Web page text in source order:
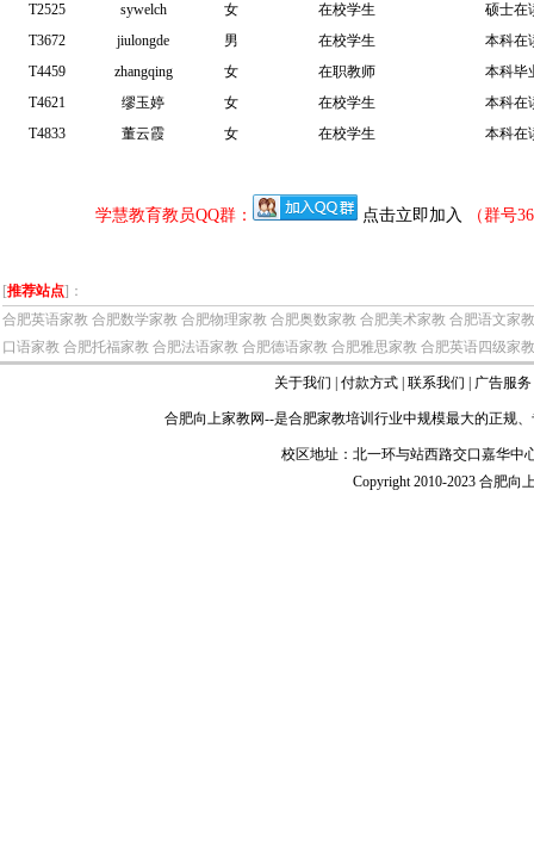
T2525
sywelch 女 在校学生
硕士在
T3672
jiulongde 男 在校学生
本科在
T4459
zhangqing 女 在职教师
本科毕
T4621
缪玉婷 女 在校学生
本科在
T4833
董云霞 女 在校学生 本科在
学慧教育教员QQ群： 点击立即加入 （群号
[推荐站点]：
合肥英语家教 合肥数学家教 合肥物理家教 合肥奥数家教 合肥美术家教 合肥语文家教
口语家教 合肥托福家教 合肥法语家教 合肥德语家教 合肥雅思家教 合肥英语四级家教
关于我们 付款方式 联系我们 广告服务
合肥向上家教网--是合肥家教培训行业中规模最大的正规
校区地址：北一环与站西路交口嘉华
Copyright 2010-2023 合肥向